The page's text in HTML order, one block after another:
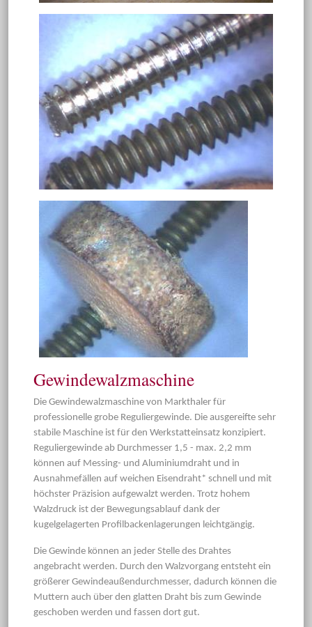
Gewindewalzmaschine
Die Gewindewalzmaschine von Markthaler für
professionelle grobe Reguliergewinde. Die ausgereifte sehr
stabile Maschine ist für den Werkstatteinsatz konzipiert.
Reguliergewinde ab Durchmesser 1,5 - max. 2,2 mm
können auf Messing- und Aluminiumdraht und in
Ausnahmefällen auf weichen Eisendraht* schnell und mit
höchster Präzision aufgewalzt werden. Trotz hohem
Walzdruck ist der Bewegungsablauf dank der
kugelgelagerten Profilbackenlagerungen leichtgängig.
Die Gewinde können an jeder Stelle des Drahtes
angebracht werden. Durch den Walzvorgang entsteht ein
größerer Gewindeaußendurchmesser, dadurch können die
Muttern auch über den glatten Draht bis zum Gewinde
geschoben werden und fassen dort gut.